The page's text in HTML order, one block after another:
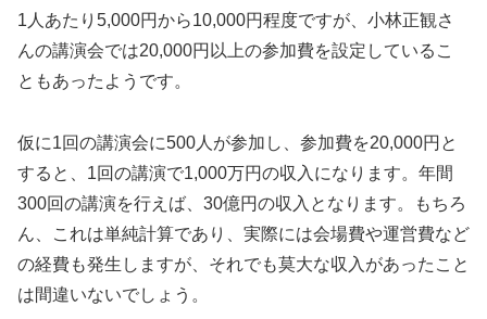
1人あたり5,000円から10,000円程度ですが、小林正観さ
んの講演会では20,000円以上の参加費を設定しているこ
ともあったようです。
仮に1回の講演会に500人が参加し、参加費を20,000円と
すると、1回の講演で1,000万円の収入になります。年間
300回の講演を行えば、30億円の収入となります。もちろ
ん、これは単純計算であり、実際には会場費や運営費など
の経費も発生しますが、それでも莫大な収入があったこと
は間違いないでしょう。